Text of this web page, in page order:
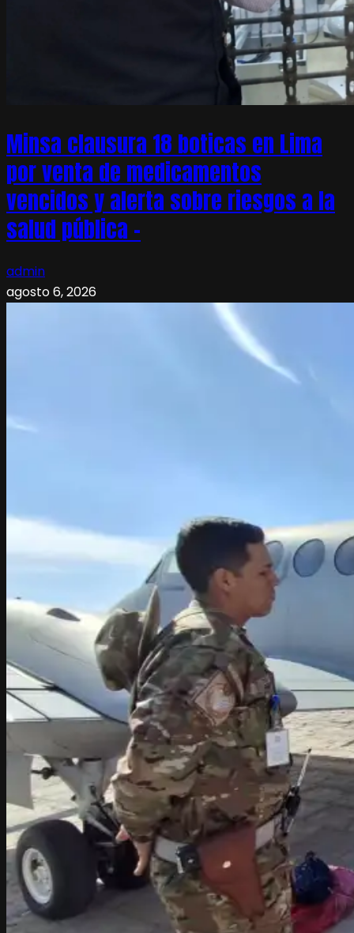
Minsa clausura 18 boticas en Lima
por venta de medicamentos
vencidos y alerta sobre riesgos a la
salud pública –
admin
agosto 6, 2026